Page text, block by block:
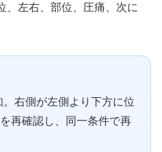
、左右、部位、圧痛、次に
右側が左側より下方に位
再確認し、同一条件で再